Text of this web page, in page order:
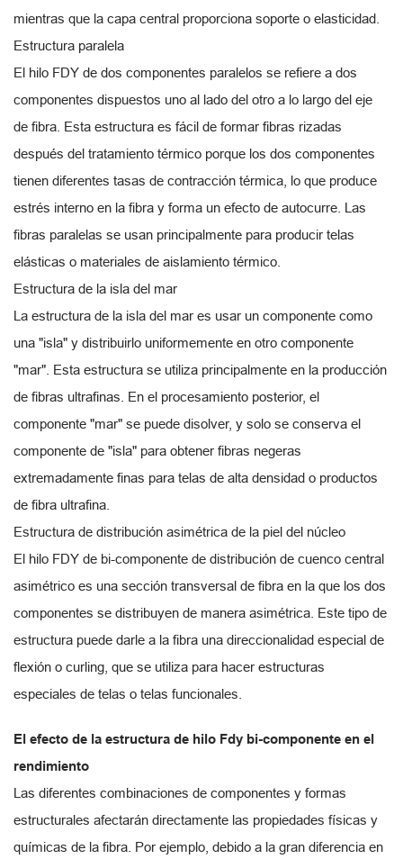
mientras que la capa central proporciona soporte o elasticidad.
Estructura paralela
El hilo FDY de dos componentes paralelos se refiere a dos
componentes dispuestos uno al lado del otro a lo largo del eje
de fibra. Esta estructura es fácil de formar fibras rizadas
después del tratamiento térmico porque los dos componentes
tienen diferentes tasas de contracción térmica, lo que produce
estrés interno en la fibra y forma un efecto de autocurre. Las
fibras paralelas se usan principalmente para producir telas
elásticas o materiales de aislamiento térmico.
Estructura de la isla del mar
La estructura de la isla del mar es usar un componente como
una "isla" y distribuirlo uniformemente en otro componente
"mar". Esta estructura se utiliza principalmente en la producción
de fibras ultrafinas. En el procesamiento posterior, el
componente "mar" se puede disolver, y solo se conserva el
componente de "isla" para obtener fibras negeras
extremadamente finas para telas de alta densidad o productos
de fibra ultrafina.
Estructura de distribución asimétrica de la piel del núcleo
El hilo FDY de bi-componente de distribución de cuenco central
asimétrico es una sección transversal de fibra en la que los dos
componentes se distribuyen de manera asimétrica. Este tipo de
estructura puede darle a la fibra una direccionalidad especial de
flexión o curling, que se utiliza para hacer estructuras
especiales de telas o telas funcionales.
El efecto de la estructura de hilo Fdy bi-componente en el
rendimiento
Las diferentes combinaciones de componentes y formas
estructurales afectarán directamente las propiedades físicas y
químicas de la fibra. Por ejemplo, debido a la gran diferencia en